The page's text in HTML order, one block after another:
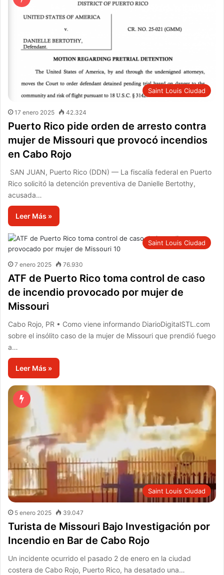
Saint Louis Ciudad
17 enero 2025 42.324
Puerto Rico pide orden de arresto contra
mujer de Missouri que provocó incendios
en Cabo Rojo
SAN JUAN, Puerto Rico (DDN) — La fiscalía federal en Puerto
Rico solicitó la detención preventiva de Danielle Bertothy,
acusada…
Leer Más »
Saint Louis Ciudad
7 enero 2025 76.930
ATF de Puerto Rico toma control de caso
de incendio provocado por mujer de
Missouri
Cabo Rojo, PR • Como viene informando DiarioDigitalSTL.com
sobre el insólito caso de la mujer de Missouri que prendió fuego
a…
Leer Más »
Saint Louis Ciudad
5 enero 2025 39.047
Turista de Missouri Bajo Investigación por
Incendio en Bar de Cabo Rojo
Un incidente ocurrido el pasado 2 de enero en la ciudad
costera de Cabo Rojo, Puerto Rico, ha desatado una…